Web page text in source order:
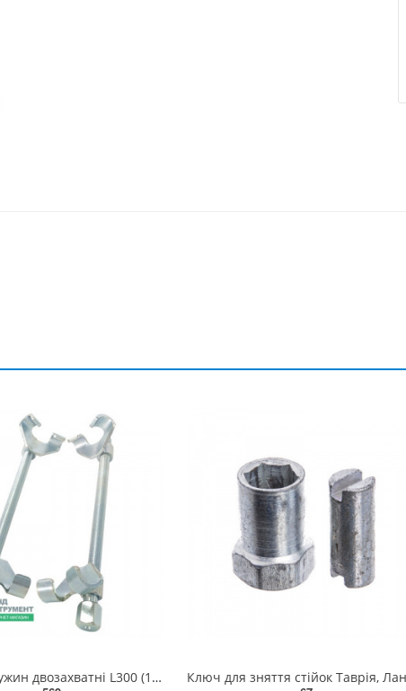
Стяжки пружин двозахватні L300 (1 різьба) CS300R1 ХЗСО